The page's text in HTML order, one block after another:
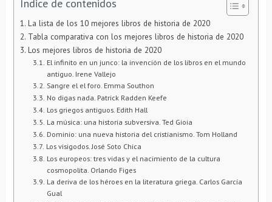
Índice de contenidos
La lista de los 10 mejores libros de historia de 2020
Tabla comparativa con los mejores libros de historia de 2020
Los mejores libros de historia de 2020
El infinito en un junco: la invención de los libros en el mundo
antiguo. Irene Vallejo
Sangre el el foro. Emma Southon
No digas nada. Patrick Radden Keefe
Los griegos antiguos. Edith Hall
La música: una historia subversiva. Ted Gioia
Dominio: una nueva historia del cristianismo. Tom Holland
Los visigodos. José Soto Chica
Los europeos: tres vidas y el nacimiento de la cultura
cosmopolita. Orlando Figes
La deriva de los héroes en la literatura griega. Carlos García
Gual